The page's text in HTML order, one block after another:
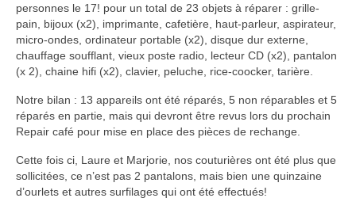
Notre joyeuse équipe
Palmarès des objets réparés
La Charte
Nos partenaires
Blog
personnes le 17! pour un total de 23 objets à réparer : grille-
pain, bijoux (x2), imprimante, cafetière, haut-parleur, aspirateur,
micro-ondes, ordinateur portable (x2), disque dur externe,
chauffage soufflant, vieux poste radio, lecteur CD (x2), pantalon
(x 2), chaine hifi (x2), clavier, peluche, rice-coocker, tarière.
Notre bilan : 13 appareils ont été réparés, 5 non réparables et 5
réparés en partie, mais qui devront être revus lors du prochain
Repair café pour mise en place des pièces de rechange.
Cette fois ci, Laure et Marjorie, nos couturières ont été plus que
sollicitées, ce n’est pas 2 pantalons, mais bien une quinzaine
d’ourlets et autres surfilages qui ont été effectués!